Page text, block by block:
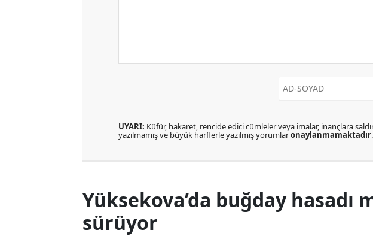
UYARI: Küfür, hakaret, rencide edici cümleler veya imalar, inançlara
yazılmamış ve büyük harflerle yazılmış yorumlaronaylanmamaktadır.
Yüksekova’da buğday hasadı
sürüyor